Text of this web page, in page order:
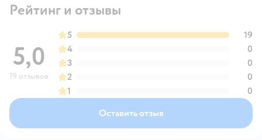
Рейтинг и отзывы
5,0
19 отзывов
5
19
4
0
3
0
2
0
1
0
Оставить отзыв